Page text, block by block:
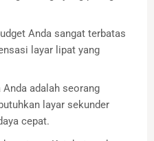
Anda sangat terbatas
layar lipat yang
Anda adalah seorang
layar sekunder
cepat.